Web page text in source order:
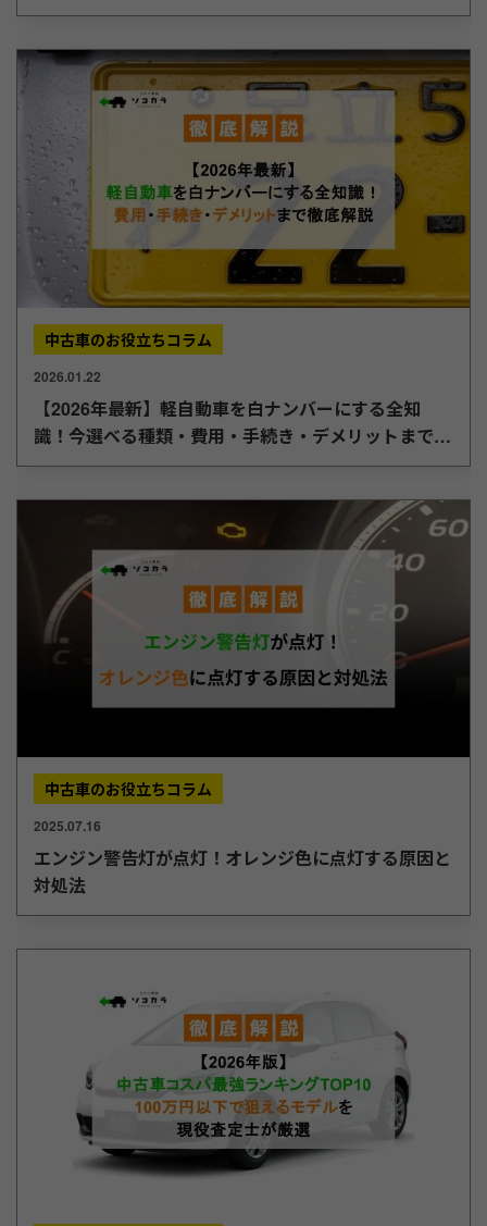
中古車のお役立ちコラム
2026.01.22
【2026年最新】軽自動車を白ナンバーにする全知
識！今選べる種類・費用・手続き・デメリットまで徹
底解説
中古車のお役立ちコラム
2025.07.16
エンジン警告灯が点灯！オレンジ色に点灯する原因と
対処法